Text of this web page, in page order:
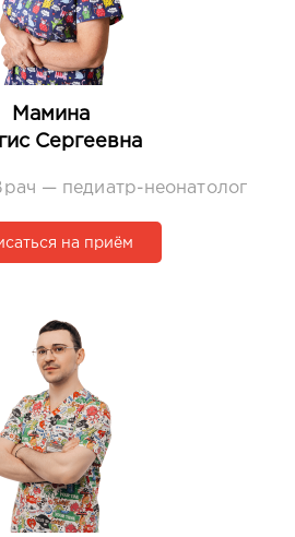
Мамина
Сергеевна
— педиатр-неонатолог
на приём